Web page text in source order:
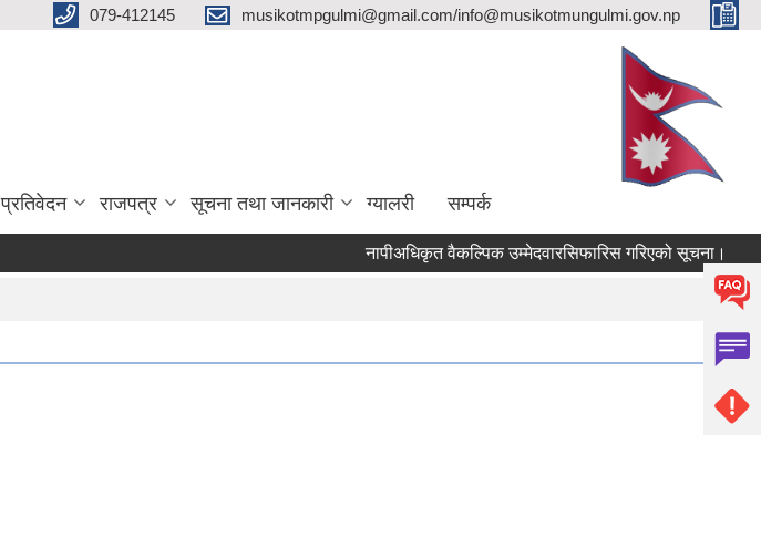
079-412145 musikotmpgulmi@gmail.com/info@musikotmungulmi.gov.np
प्रतिवेदन राजपत्र सूचना तथा जानकारी ग्यालरी सम्पर्क
नापीअधिकृत वैकल्पिक उम्मेदवारसिफारिस गरिएको सूचना।